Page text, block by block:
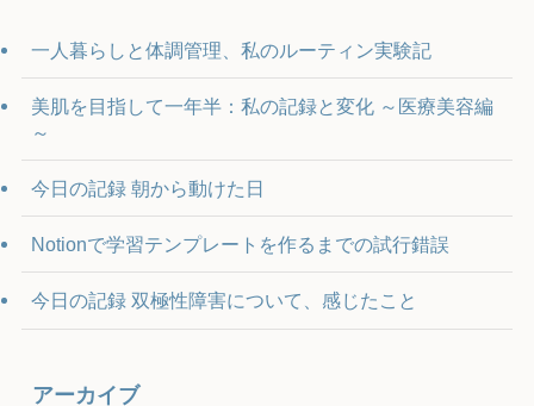
一人暮らしと体調管理、私のルーティン実験記
美肌を目指して一年半：私の記録と変化 ～医療美容編
～
今日の記録 朝から動けた日
Notionで学習テンプレートを作るまでの試行錯誤
今日の記録 双極性障害について、感じたこと
アーカイブ